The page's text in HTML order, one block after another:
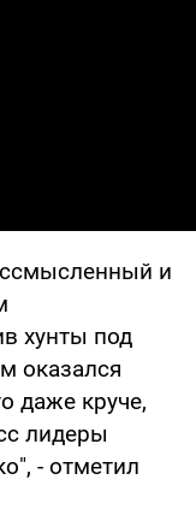
и
хунты под
оказался
даже круче,
лидеры
- отметил